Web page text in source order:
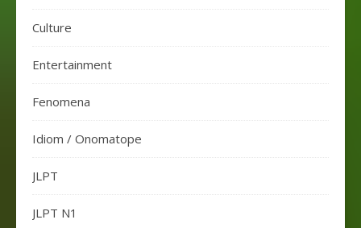
Culture
Entertainment
Fenomena
Idiom / Onomatope
JLPT
JLPT N1